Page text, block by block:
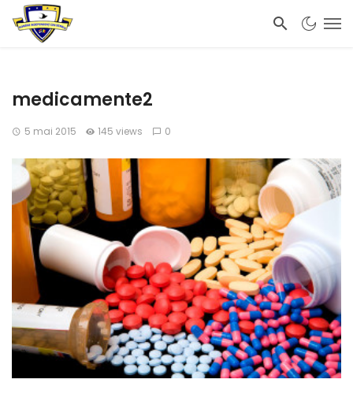
medicamente2
5 mai 2015 145 views 0